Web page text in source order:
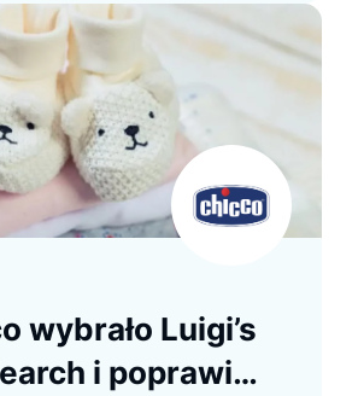
wybrało Luigi’s
i poprawiło